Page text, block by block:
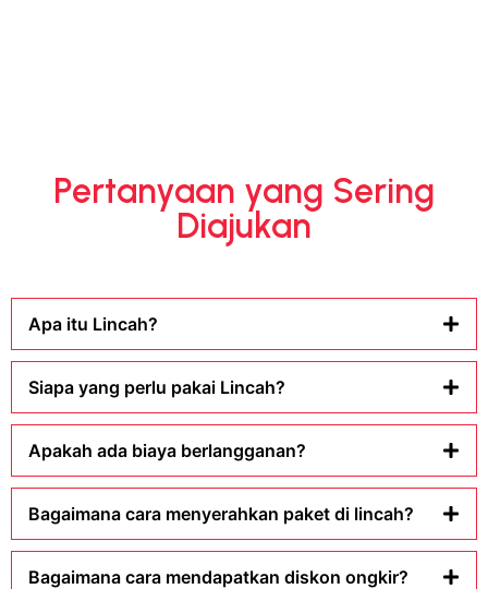
Pertanyaan yang Sering
Diajukan
Apa itu Lincah?
Siapa yang perlu pakai Lincah?
Apakah ada biaya berlangganan?
Bagaimana cara menyerahkan paket di lincah?
Bagaimana cara mendapatkan diskon ongkir?